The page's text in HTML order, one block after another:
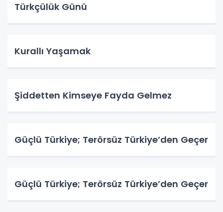
Türkçülük Günü
Kurallı Yaşamak
Şiddetten Kimseye Fayda Gelmez
Güçlü Türkiye; Terörsüz Türkiye’den Geçer
Güçlü Türkiye; Terörsüz Türkiye’den Geçer